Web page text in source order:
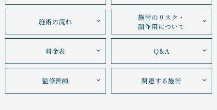
施術の流れ
施術のリスク・
副作用について
料金表 Q&A
監修医師 関連する施術